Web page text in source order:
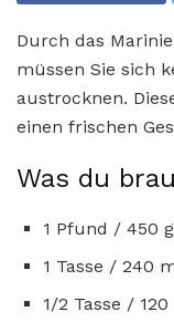
Durch das
müssen Sie sich
austrocknen.
einen frischen
Was du
1 Pfund / 450
1 Tasse / 240
1/2 Tasse /